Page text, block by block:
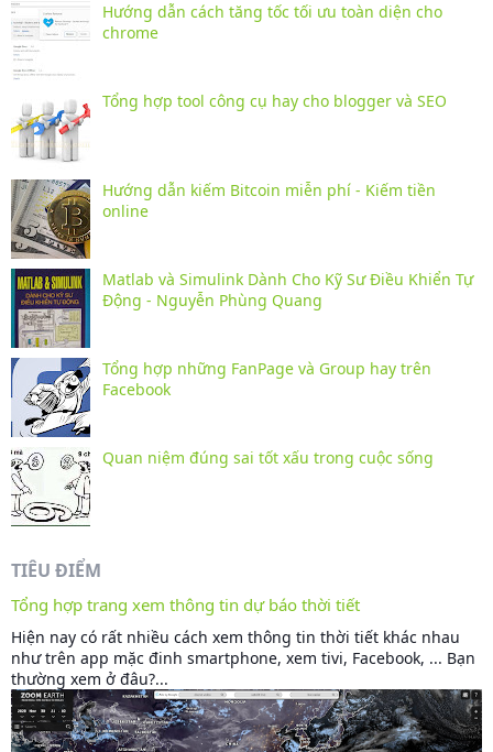
Hướng dẫn cách tăng tốc tối ưu toàn diện cho
chrome
Tổng hợp tool công cụ hay cho blogger và SEO
Hướng dẫn kiếm Bitcoin miễn phí - Kiếm tiền
online
Matlab và Simulink Dành Cho Kỹ Sư Điều Khiển Tự
Động - Nguyễn Phùng Quang
Tổng hợp những FanPage và Group hay trên
Facebook
Quan niệm đúng sai tốt xấu trong cuộc sống
TIÊU ĐIỂM
Tổng hợp trang xem thông tin dự báo thời tiết
Hiện nay có rất nhiều cách xem thông tin thời tiết khác nhau
như trên app mặc đinh smartphone, xem tivi, Facebook, ... Bạn
thường xem ở đâu?...